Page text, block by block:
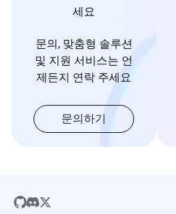
세요
문의, 맞춤형 솔루션
및 지원 서비스는 언
제든지 연락 주세요
문의하기